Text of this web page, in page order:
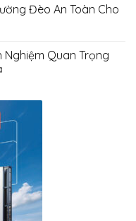
Đèo An Toàn Cho
Nghiệm Quan Trọng